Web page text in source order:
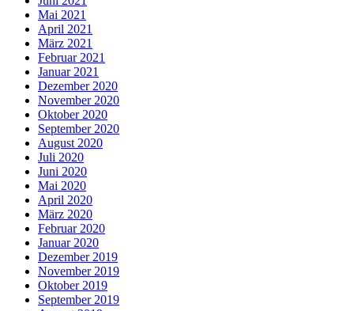
Mai 2021
April 2021
März 2021
Februar 2021
Januar 2021
Dezember 2020
November 2020
Oktober 2020
September 2020
August 2020
Juli 2020
Juni 2020
Mai 2020
April 2020
März 2020
Februar 2020
Januar 2020
Dezember 2019
November 2019
Oktober 2019
September 2019